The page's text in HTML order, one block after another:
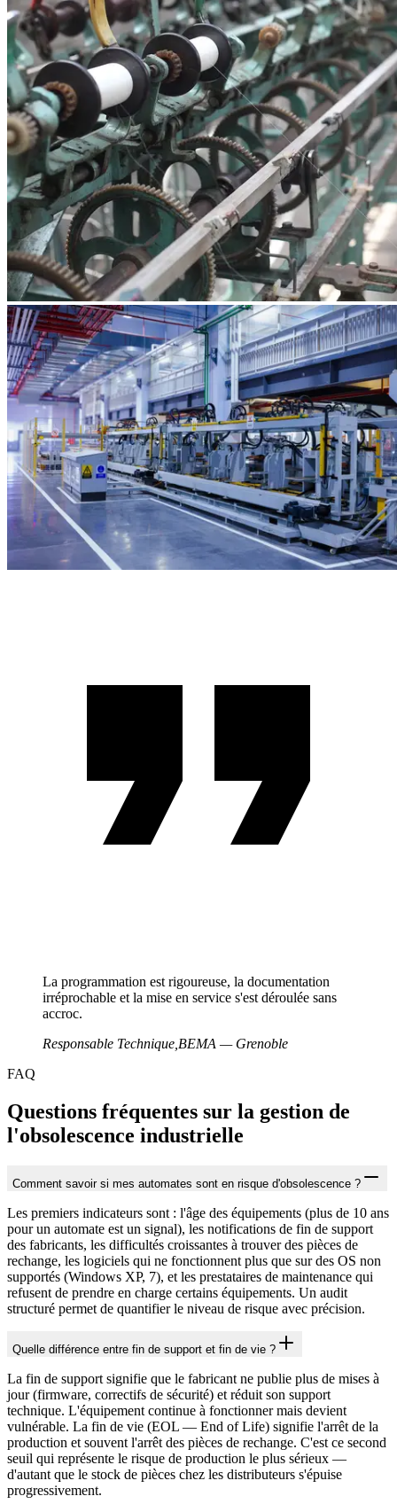
La programmation est rigoureuse, la documentation
irréprochable et la mise en service s'est déroulée sans
accroc.
Responsable Technique BEMA — Grenoble
FAQ
Questions fréquentes sur la gestion de
l'obsolescence industrielle
Comment savoir si mes automates sont en risque d'obsolescence ?
Les premiers indicateurs sont : l'âge des équipements (plus de 10 ans
pour un automate est un signal), les notifications de fin de support
des fabricants, les difficultés croissantes à trouver des pièces de
rechange, les logiciels qui ne fonctionnent plus que sur des OS non
supportés (Windows XP, 7), et les prestataires de maintenance qui
refusent de prendre en charge certains équipements. Un audit
structuré permet de quantifier le niveau de risque avec précision.
Quelle différence entre fin de support et fin de vie ?
La fin de support signifie que le fabricant ne publie plus de mises à
jour (firmware, correctifs de sécurité) et réduit son support
technique. L'équipement continue à fonctionner mais devient
vulnérable. La fin de vie (EOL — End of Life) signifie l'arrêt de la
production et souvent l'arrêt des pièces de rechange. C'est ce second
seuil qui représente le risque de production le plus sérieux —
d'autant que le stock de pièces chez les distributeurs s'épuise
progressivement.